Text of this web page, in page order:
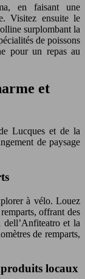
en faisant une
Visitez ensuite le
surplombant la
de poissons
pour un repas au
et
Lucques et de la
de paysage
à vélo. Louez
offrant des
et la
de remparts,
locaux